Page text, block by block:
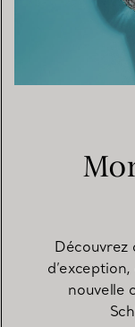
Découvrez
nouvelle